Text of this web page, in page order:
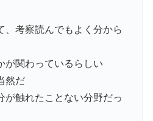
、考察読んでもよく分から
が関わっているらしい
然だ
が触れたことない分野だっ